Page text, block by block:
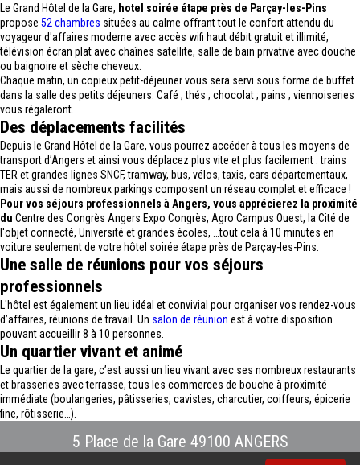
Le Grand Hôtel de la Gare, hotel soirée étape près de Parçay-les-Pins
propose 52 chambres situées au calme offrant tout le confort attendu du
voyageur d'affaires moderne avec accès wifi haut débit gratuit et illimité,
télévision écran plat avec chaînes satellite, salle de bain privative avec douche
ou baignoire et sèche cheveux.
Chaque matin, un copieux petit-déjeuner vous sera servi sous forme de buffet
dans la salle des petits déjeuners. Café ; thés ; chocolat ; pains ; viennoiseries
vous régaleront.
Des déplacements facilités
Depuis le Grand Hôtel de la Gare, vous pourrez accéder à tous les moyens de
transport d’Angers et ainsi vous déplacez plus vite et plus facilement : trains
TER et grandes lignes SNCF, tramway, bus, vélos, taxis, cars départementaux,
mais aussi de nombreux parkings composent un réseau complet et efficace !
Pour vos séjours professionnels à Angers, vous apprécierez la proximité
du Centre des Congrès Angers Expo Congrès, Agro Campus Ouest, la Cité de
l'objet connecté, Université et grandes écoles, …tout cela à 10 minutes en
voiture seulement de votre hôtel soirée étape près de Parçay-les-Pins.
Une salle de réunions pour vos séjours
professionnels
L'hôtel est également un lieu idéal et convivial pour organiser vos rendez-vous
d’affaires, réunions de travail. Un salon de réunion est à votre disposition
pouvant accueillir 8 à 10 personnes.
Un quartier vivant et animé
Le quartier de la gare, c’est aussi un lieu vivant avec ses nombreux restaurants
et brasseries avec terrasse, tous les commerces de bouche à proximité
immédiate (boulangeries, pâtisseries, cavistes, charcutier, coiffeurs, épicerie
fine, rôtisserie…).
5 Place de la Gare 49100 ANGERS
info@hotel-angers.fr